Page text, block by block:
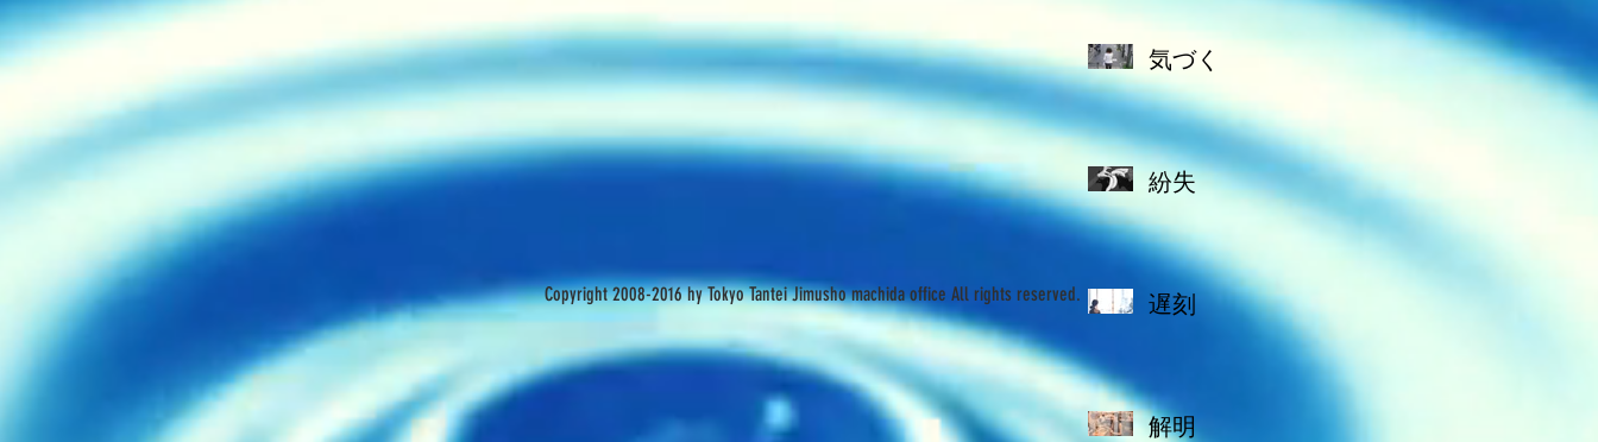
気づく
紛失
遅刻
解明
Copyright 2008-2016 hy Tokyo Tantei Jimusho machida office All rights reserved.